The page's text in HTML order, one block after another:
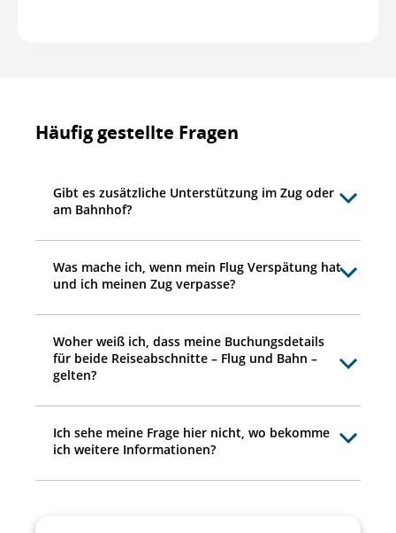
Häufig gestellte Fragen
Gibt es zusätzliche Unterstützung im Zug oder
am Bahnhof?
Was mache ich, wenn mein Flug Verspätung hat
und ich meinen Zug verpasse?
Woher weiß ich, dass meine Buchungsdetails
für beide Reiseabschnitte – Flug und Bahn –
gelten?
Ich sehe meine Frage hier nicht, wo bekomme
ich weitere Informationen?